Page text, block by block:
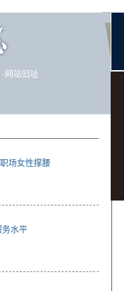
· 网站旧址
场女性撑腰
务水平